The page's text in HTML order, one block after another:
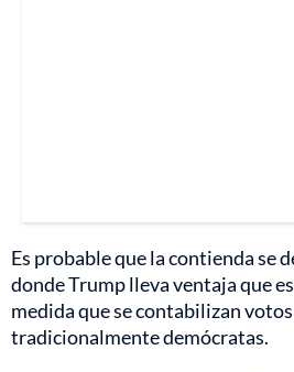
Es probable que la contienda se
donde Trump lleva ventaja que
medida que se contabilizan
tradicionalmente demócratas.